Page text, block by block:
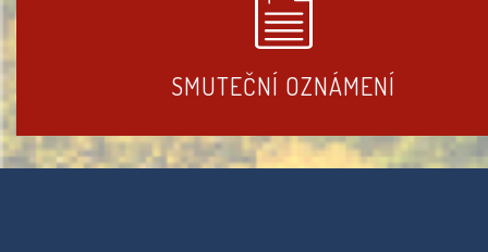
SMUTEČNÍ OZNÁMENÍ